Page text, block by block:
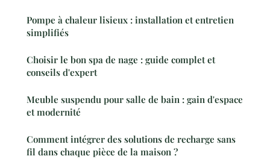
Pompe à chaleur lisieux : installation et entretien
simplifiés
Choisir le bon spa de nage : guide complet et
conseils d'expert
Meuble suspendu pour salle de bain : gain d'espace
et modernité
Comment intégrer des solutions de recharge sans
fil dans chaque pièce de la maison ?